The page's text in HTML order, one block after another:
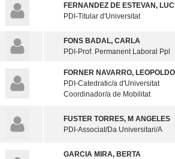
FERNANDEZ DE ESTEVAN,
PDI-Titular d'Universitat
FONS BADAL, CARLA
PDI-Prof. Permanent Laboral Ppl
FORNER NAVARRO, LEOPOLDO
PDI-Catedratic/a d'Universitat
Coordinador/a de Mobilitat
FUSTER TORRES, M ANGELES
PDI-Associat/Da Universitari/A
GARCIA MIRA, BERTA